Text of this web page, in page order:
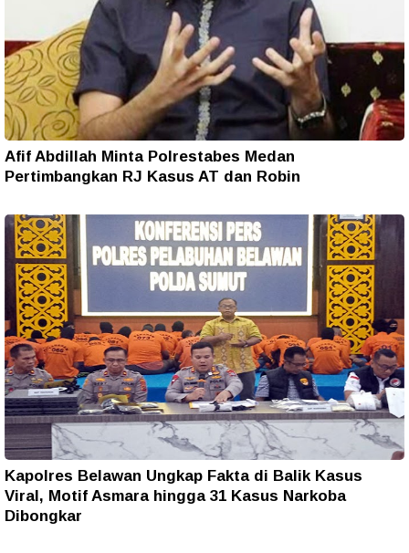
Afif Abdillah Minta Polrestabes Medan
Pertimbangkan RJ Kasus AT dan Robin
Kapolres Belawan Ungkap Fakta di Balik Kasus
Viral, Motif Asmara hingga 31 Kasus Narkoba
Dibongkar